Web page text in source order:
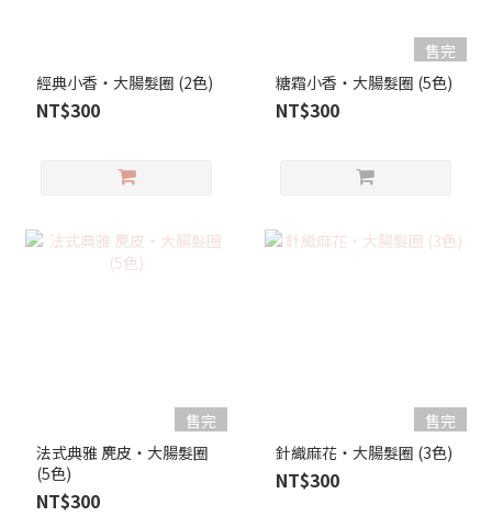
經典小香・大腸髮圈 (2色)
NT$300
售完
糖霜小香・大腸髮圈 (5色)
NT$300
售完
法式典雅 麂皮・大腸髮圈
(5色)
NT$300
售完
針織麻花・大腸髮圈 (3色)
NT$300